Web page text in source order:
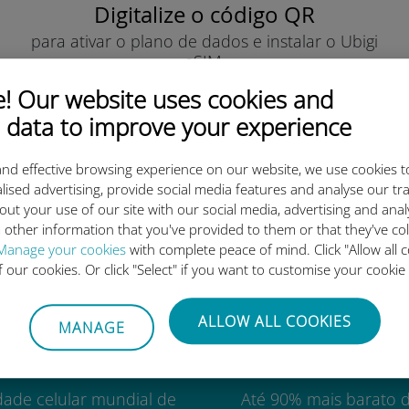
Our website uses cookies and
data to improve your experience
effective browsing experience on our website, we use cookies
advertising, provide social media features and analyse our
your use of our site with our social media, advertising and
other information that you've provided to them or that they've
your cookies with complete peace of mind. Click "Allow all
cookies. Or click "Select" if you want to customise your
MANAGE ALLOW ALL COOKIES
Digitalize o código QR
para ativar o plano de dados e instalar o Ubigi
eSIM.
eSIM internacional da Ubigi
celular mundial de
Até 90% mais barato